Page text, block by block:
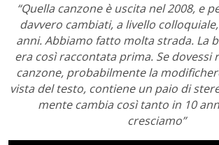
“Quella canzone è uscita nel 2008, e
davvero cambiati, a livello
anni. Abbiamo fatto molta strada. La
era così raccontata prima. Se dovessi
canzone, probabilmente la
vista del testo, contiene un paio di
mente cambia così tanto in 10
cresciamo”